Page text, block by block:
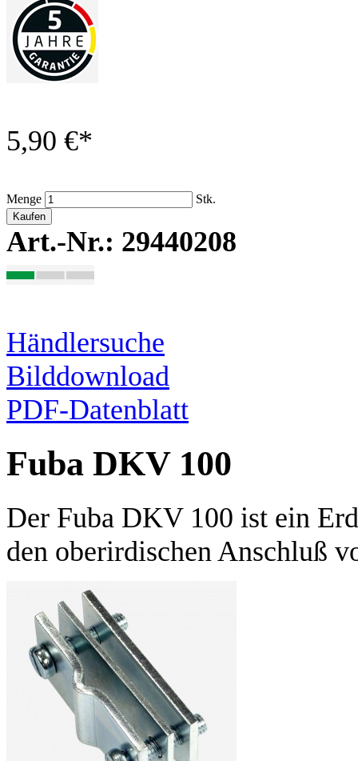
5,90 €*
Menge Stk.
Kaufen
Art.-Nr.: 29440208
Händlersuche
Bilddownload
PDF-Datenblatt
Fuba DKV 100
Der Fuba DKV 100 ist ein
den oberirdischen Anschluß